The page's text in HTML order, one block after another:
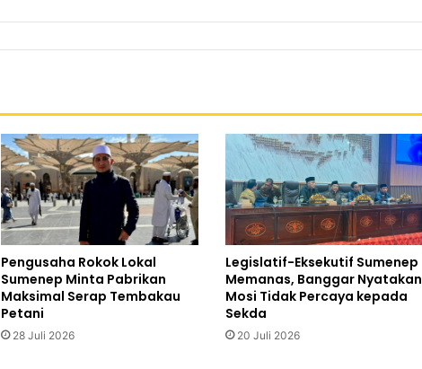
Pengusaha Rokok Lokal
Sumenep Minta Pabrikan
Maksimal Serap Tembakau
Petani
28 Juli 2026
Legislatif-Eksekutif Sumenep
Memanas, Banggar Nyatakan
Mosi Tidak Percaya kepada
Sekda
20 Juli 2026